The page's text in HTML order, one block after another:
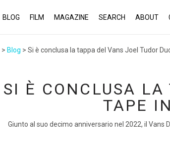
BLOG FILM MAGAZINE SEARCH ABOUT
> Blog > Si è conclusa la tappa del Vans Joel Tudor
SI È CONCLUSA
TAPE
Giunto al suo decimo anniversario nel 2022, il